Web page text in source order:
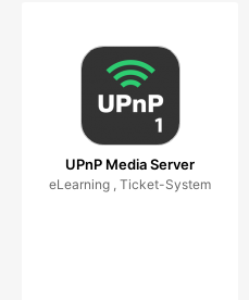
UPnP Media Server
eLearning , Ticket-System